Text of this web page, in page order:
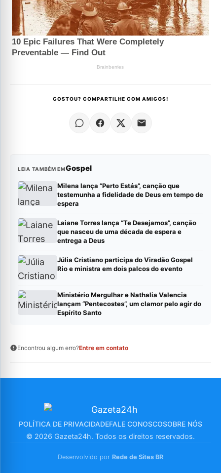
GOSTOU? COMPARTILHE COM AMIGOS!
LEIA TAMBÉM EMGospel
Milena lança “Perto Estás”, canção que
testemunha a fidelidade de Deus em tempo de
espera
Laiane Torres lança “Te Desejamos”, canção
que nasceu de uma década de espera e
entrega a Deus
Júlia Cristiano participa do Viradão Gospel
Rio e ministra em dois palcos do evento
Ministério Mergulhar e Nathalia Valencia
lançam “Pentecostes”, um clamor pelo agir do
Espírito Santo
Encontrou algum erro?Entre em contato
POLÍTICA DE PRIVACIDADEFALE CONOSCOSOBRE NÓS
© 2026 Gazeta24h. Todos os direitos reservados.
Desenvolvido por Rede de Sites BR